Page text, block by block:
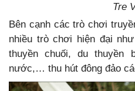
Tre
Bên cạnh các trò chơi
nhiều trò chơi hiện đại
thuyền chuối, du thuyền
nước,… thu hút đông đảo